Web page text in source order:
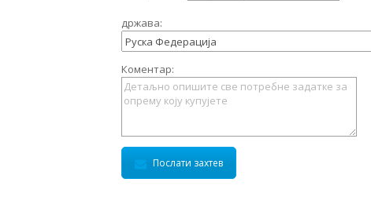
држава:
Коментар:
Послати захтев